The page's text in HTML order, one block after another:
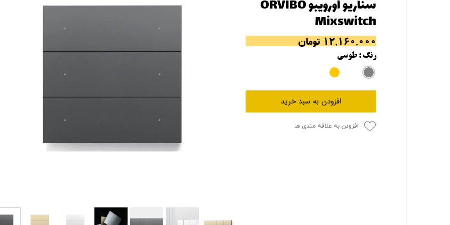
فرم معرفی برقکار سناریو اورویبو ORVIBO
Mixswitch
۱۲,۱۶۰,۰۰۰ تومان
رنگ: طوسی
افزودن به سبد خرید
افزودن به علاقه مندی ها